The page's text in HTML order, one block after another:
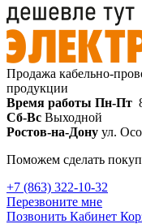
Продажа кабельно-
продукции
Время работы Пн-Пт
Сб-Вс Выходной
Ростов-на-Дону ул.
Поможем сделать
+7 (863) 322-10-32
Перезвоните мне
Позвонить Кабинет